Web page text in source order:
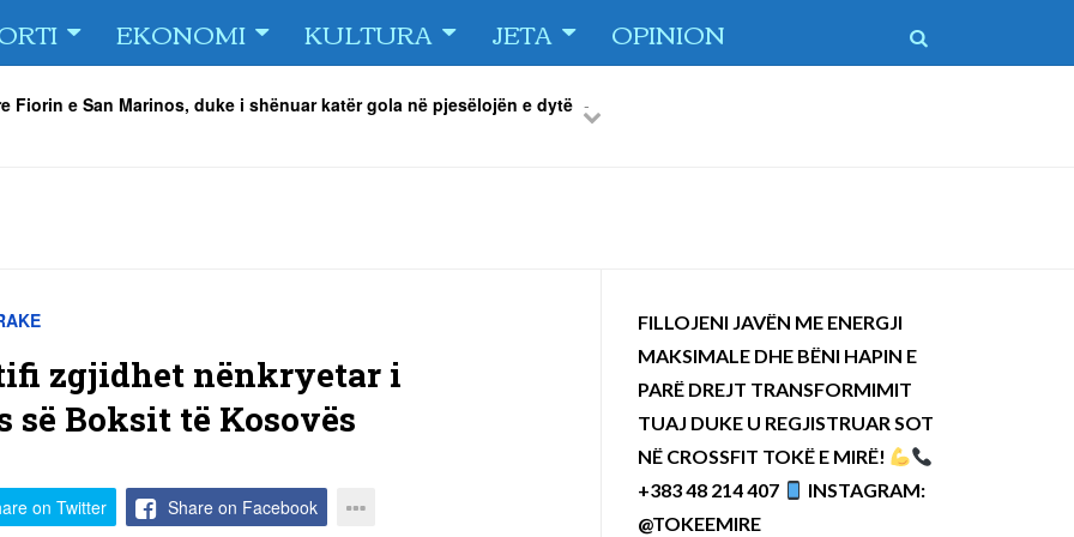
EKONOMI KULTURA JETA OPINION
Fiorin e San Marinos, duke i shënuar katër gola në pjesëlojën e dytë
Orhan Abdi -06/08/2026
këta lojtarë
PreviousNext
zgjidhet nënkryetar i
së Boksit të Kosovës
on Twitter Share on Facebook
FILLOJENI JAVËN ME ENERGJI
MAKSIMALE DHE BËNI HAPIN E
PARË DREJT TRANSFORMIMIT
TUAJ DUKE U REGJISTRUAR SOT
NË CROSSFIT TOKË E MIRË!
+383 48 214 407
INSTAGRAM:
@TOKEEMIRE